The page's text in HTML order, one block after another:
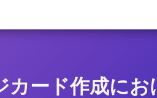
カード作成にお